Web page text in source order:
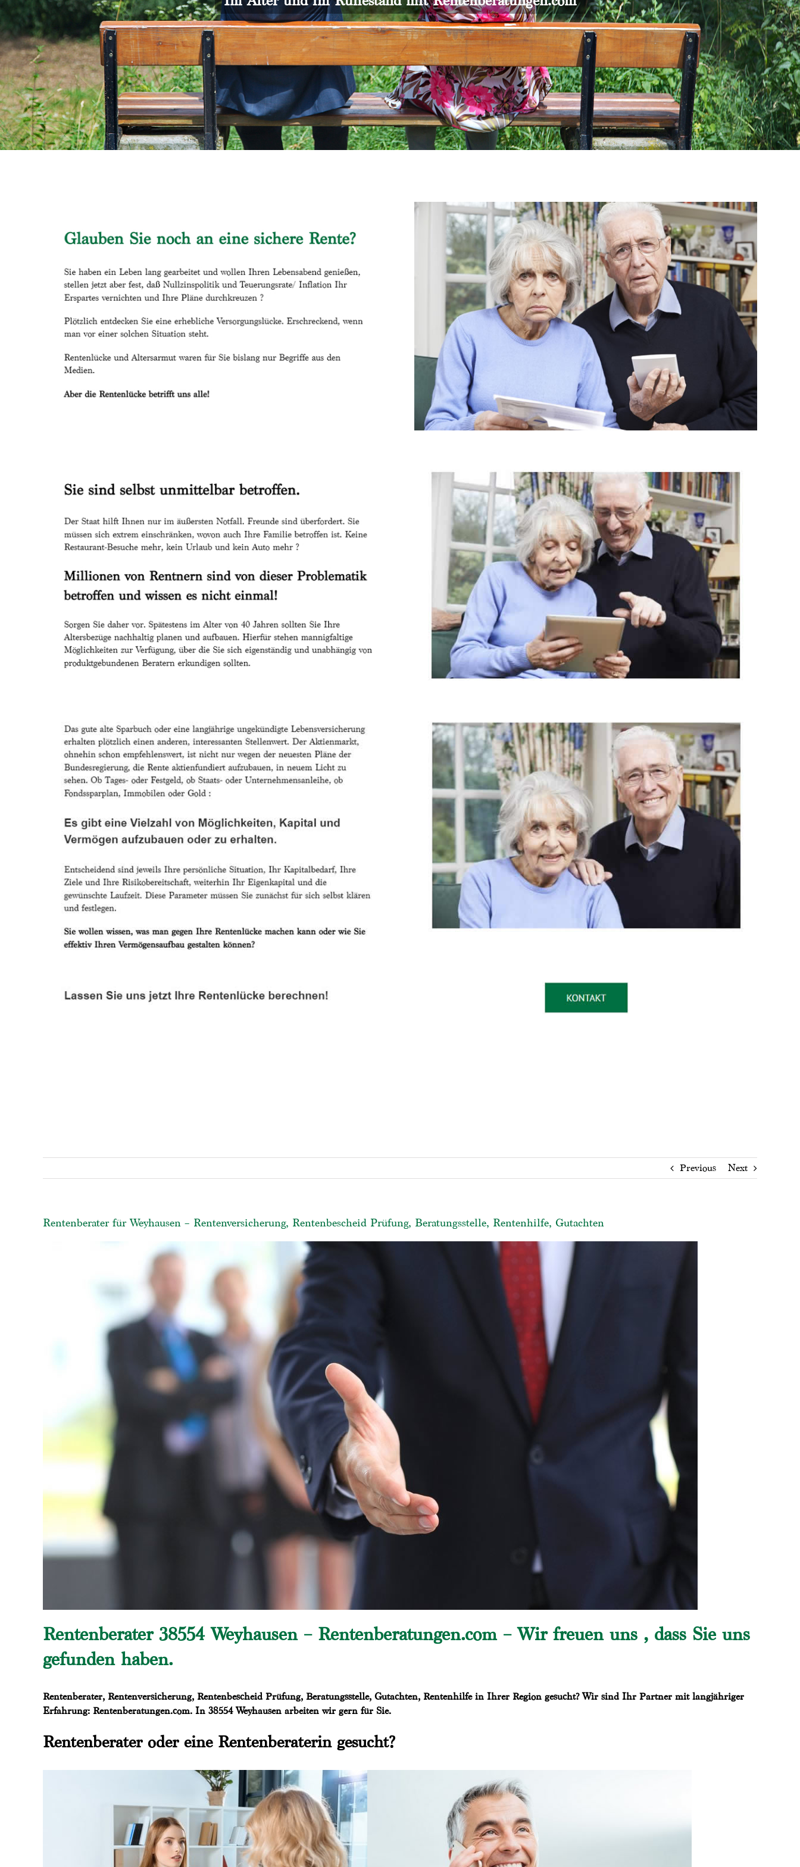
Previous Next
Rentenberater für Weyhausen – Rentenversicherung, Rentenbescheid Prüfung, Beratungsstelle, Rentenhilfe, Gutachten
Rentenberater 38554 Weyhausen – Rentenberatungen.com – Wir freuen uns , dass Sie uns
gefunden haben.
Rentenberater, Rentenversicherung, Rentenbescheid Prüfung, Beratungsstelle, Gutachten, Rentenhilfe in Ihrer Region gesucht? Wir sind Ihr Partner mit langjähriger
Erfahrung: Rentenberatungen.com. In 38554 Weyhausen arbeiten wir gern für Sie.
Rentenberater oder eine Rentenberaterin gesucht?